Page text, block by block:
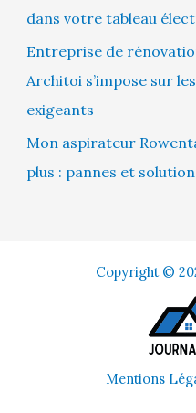
dans votre tableau
Entreprise de
Architoi s’impose sur
exigeants
Mon aspirateur
plus : pannes et
Copyright ©
Mentions